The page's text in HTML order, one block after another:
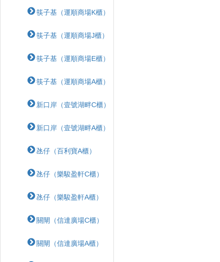
筷子基（運順商場K櫃）
筷子基（運順商場J櫃）
筷子基（運順商場E櫃）
筷子基（運順商場A櫃）
新口岸（壹號湖畔C櫃）
新口岸（壹號湖畔A櫃）
氹仔（百利寶A櫃）
氹仔（樂駿盈軒C櫃）
氹仔（樂駿盈軒A櫃）
關閘（信達廣場C櫃）
關閘（信達廣場A櫃）